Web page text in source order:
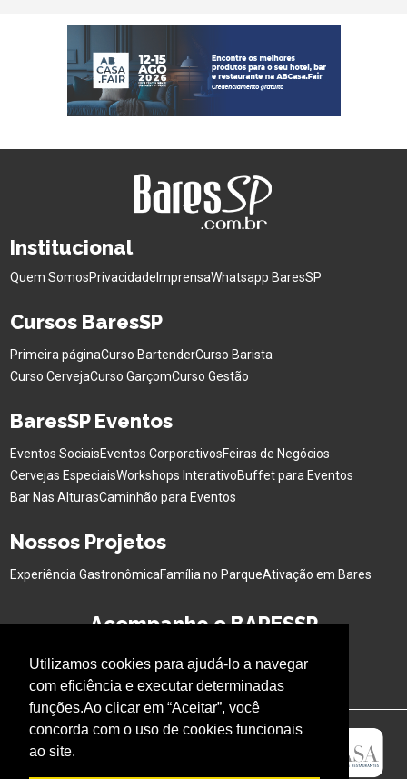
Utilizamos cookies para ajudá-lo a navegar
com eficiência e executar determinadas
funções.Ao clicar em “Aceitar”, você
concorda com o uso de cookies funcionais
ao site.
Institucional
Quem SomosPrivacidade ImprensaWhatsapp BaresSP
Cursos BaresSP
Primeira páginaCurso BartenderCurso Barista
Curso CervejaCurso GarçomCurso Gestão
BaresSP Eventos
Eventos SociaisEventos CorporativosFeiras de Negócios
Cervejas EspeciaisWorkshops InterativoBuffet para Eventos
Bar Nas AlturasCaminhão para Eventos
Nossos Projetos
Experiência GastronômicaFamília no ParqueAtivação em Bares
Acompanhe o BARESSP